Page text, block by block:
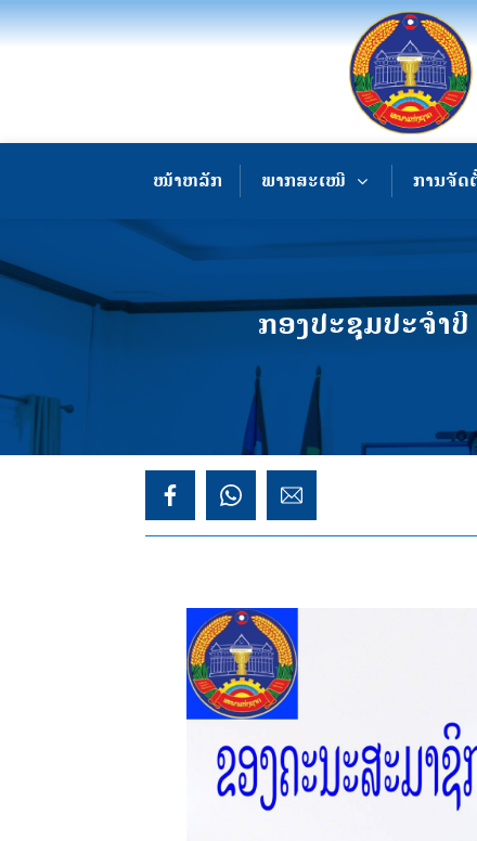
ໜ້າຫລັກ ພາກສະເໜີ ການຈັດ
ກອງປະຊຸມປະຈໍາ